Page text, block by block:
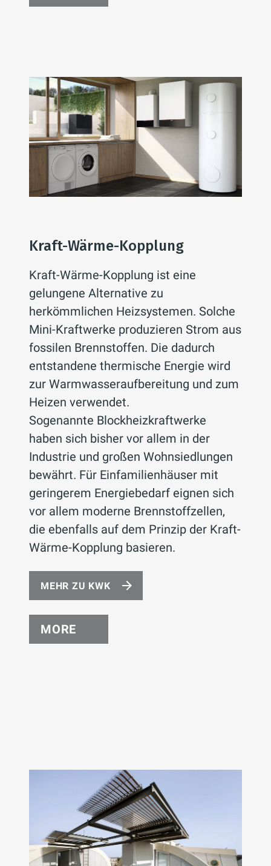
Kraft-Wärme-Kopplung
Kraft-Wärme-Kopplung ist eine
gelungene Alternative zu
herkömmlichen Heizsystemen. Solche
Mini-Kraftwerke produzieren Strom aus
fossilen Brennstoffen. Die dadurch
entstandene thermische Energie wird
zur Warmwasseraufbereitung und zum
Heizen verwendet.
Sogenannte Blockheizkraftwerke
haben sich bisher vor allem in der
Industrie und großen Wohnsiedlungen
bewährt. Für Einfamilienhäuser mit
geringerem Energiebedarf eignen sich
vor allem moderne Brennstoffzellen,
die ebenfalls auf dem Prinzip der Kraft-
Wärme-Kopplung basieren.
MEHR ZU KWK
MORE